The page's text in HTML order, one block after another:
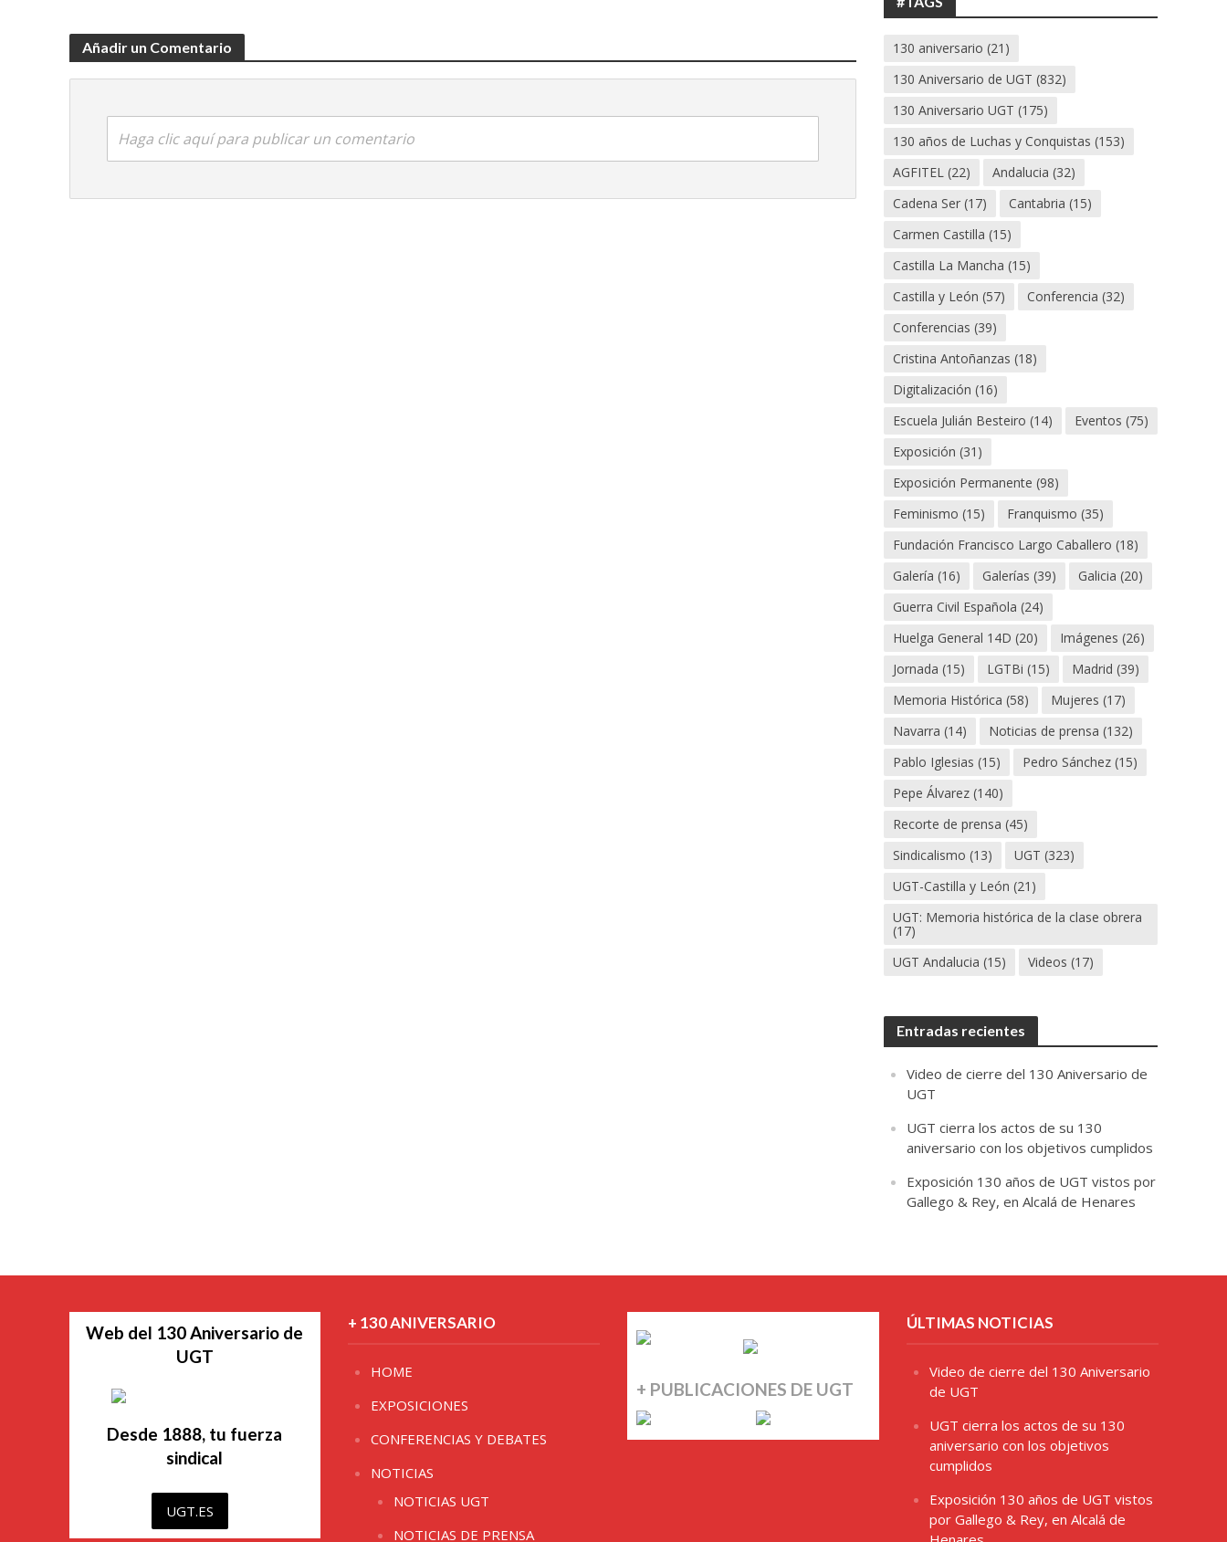
Añadir un Comentario
Haga clic aquí para publicar un comentario
130 aniversario (21)
130 Aniversario de UGT (832)
130 Aniversario UGT (175)
130 años de Luchas y Conquistas (153)
AGFITEL (22) Andalucia (32)
Cadena Ser (17) Cantabria (15)
Carmen Castilla (15)
Castilla La Mancha (15)
Castilla y León (57) Conferencia (32)
Conferencias (39)
Cristina Antoñanzas (18)
Digitalización (16)
Escuela Julián Besteiro (14) Eventos (75)
Exposición (31)
Exposición Permanente (98)
Feminismo (15) Franquismo (35)
Fundación Francisco Largo Caballero (18)
Galería (16) Galerías (39) Galicia (20)
Guerra Civil Española (24)
Huelga General 14D (20) Imágenes (26)
Jornada (15) LGTBi (15) Madrid (39)
Memoria Histórica (58) Mujeres (17)
Navarra (14) Noticias de prensa (132)
Pablo Iglesias (15) Pedro Sánchez (15)
Pepe Álvarez (140)
Recorte de prensa (45)
Sindicalismo (13) UGT (323)
UGT-Castilla y León (21)
UGT: Memoria histórica de la clase obrera
(17)
UGT Andalucia (15) Videos (17)
Entradas recientes
Video de cierre del 130 Aniversario de
UGT
UGT cierra los actos de su 130
aniversario con los objetivos cumplidos
Exposición 130 años de UGT vistos por
Gallego & Rey, en Alcalá de Henares
Web del 130 Aniversario de
UGT
Desde 1888, tu fuerza
sindical
UGT.ES
+ 130 ANIVERSARIO
HOME
EXPOSICIONES
CONFERENCIAS Y DEBATES
NOTICIAS
NOTICIAS UGT
NOTICIAS DE PRENSA
+ PUBLICACIONES DE UGT
ÚLTIMAS NOTICIAS
Video de cierre del 130 Aniversario
de UGT
UGT cierra los actos de su 130
aniversario con los objetivos
cumplidos
Exposición 130 años de UGT vistos
por Gallego & Rey, en Alcalá de